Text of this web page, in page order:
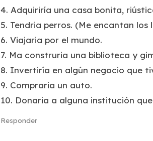
4. Adquiriría una casa bonita,
5. Tendria perros. (Me encantan los
6. Viajaria por el mundo.
7. Ma construria una biblioteca y
8. Invertiría en algún negocio que
9. Compraria un auto.
10. Donaria a alguna institución
Responder